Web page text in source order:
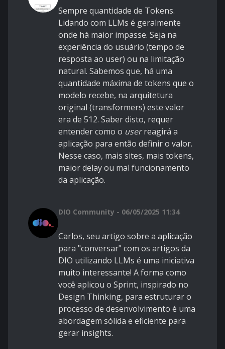
Sempre quantidade de Tokens.
Lidando com LLMs é geralmente
onde há maior impasse. Seja na
experiência do usuário (tempo de
resposta ao user) ou na limitação
natural. Sabemos que, há uma
quantidade máxima de tokens que o
modelo recebe, na arquitetura
original (transformers) este valor
era de 512. Saber disto, requer
entender como o userreagirá a
aplicação para então definir o valor.
Nesse caso, mais sites, mais tokens,
maior delay ou mal funcionamento
da aplicação.
DIO Community - 06/05/2025 11:34
Carlos, seu artigo sobre a aplicação
para "conversar" com os artigos da
DIO utilizando LLMs é uma iniciativa
muito interessante! A forma como
você aplicou o Sprint, inspirado no
Design Thinking, para estruturar o
processo de desenvolvimento é uma
abordagem sólida e eficiente para
gerar insights.